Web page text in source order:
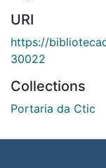
URI
https://
30022
Collections
Portaria da Ctic